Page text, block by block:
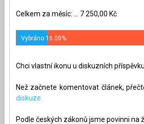
Celkem za měsíc: ... 7 250,00 Kč
Vybráno 16.00%
Chci vlastní ikonu u diskuzních příspěvku.
Než začnete komentovat článek,
diskuze.
Podle českých zákonů jsme povinni na